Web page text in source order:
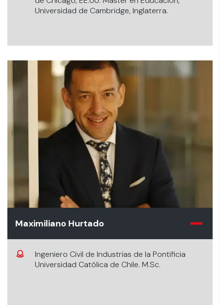
Universidad de Cambridge, Inglaterra.
Maximiliano Hurtado
Ingeniero Civil de Industrias de la Pontificia
Universidad Católica de Chile. M.Sc.